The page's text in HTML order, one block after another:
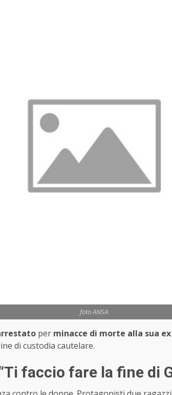
foto ANSA
per minacce di morte alla sua
di custodia cautelare.
faccio fare la fine di